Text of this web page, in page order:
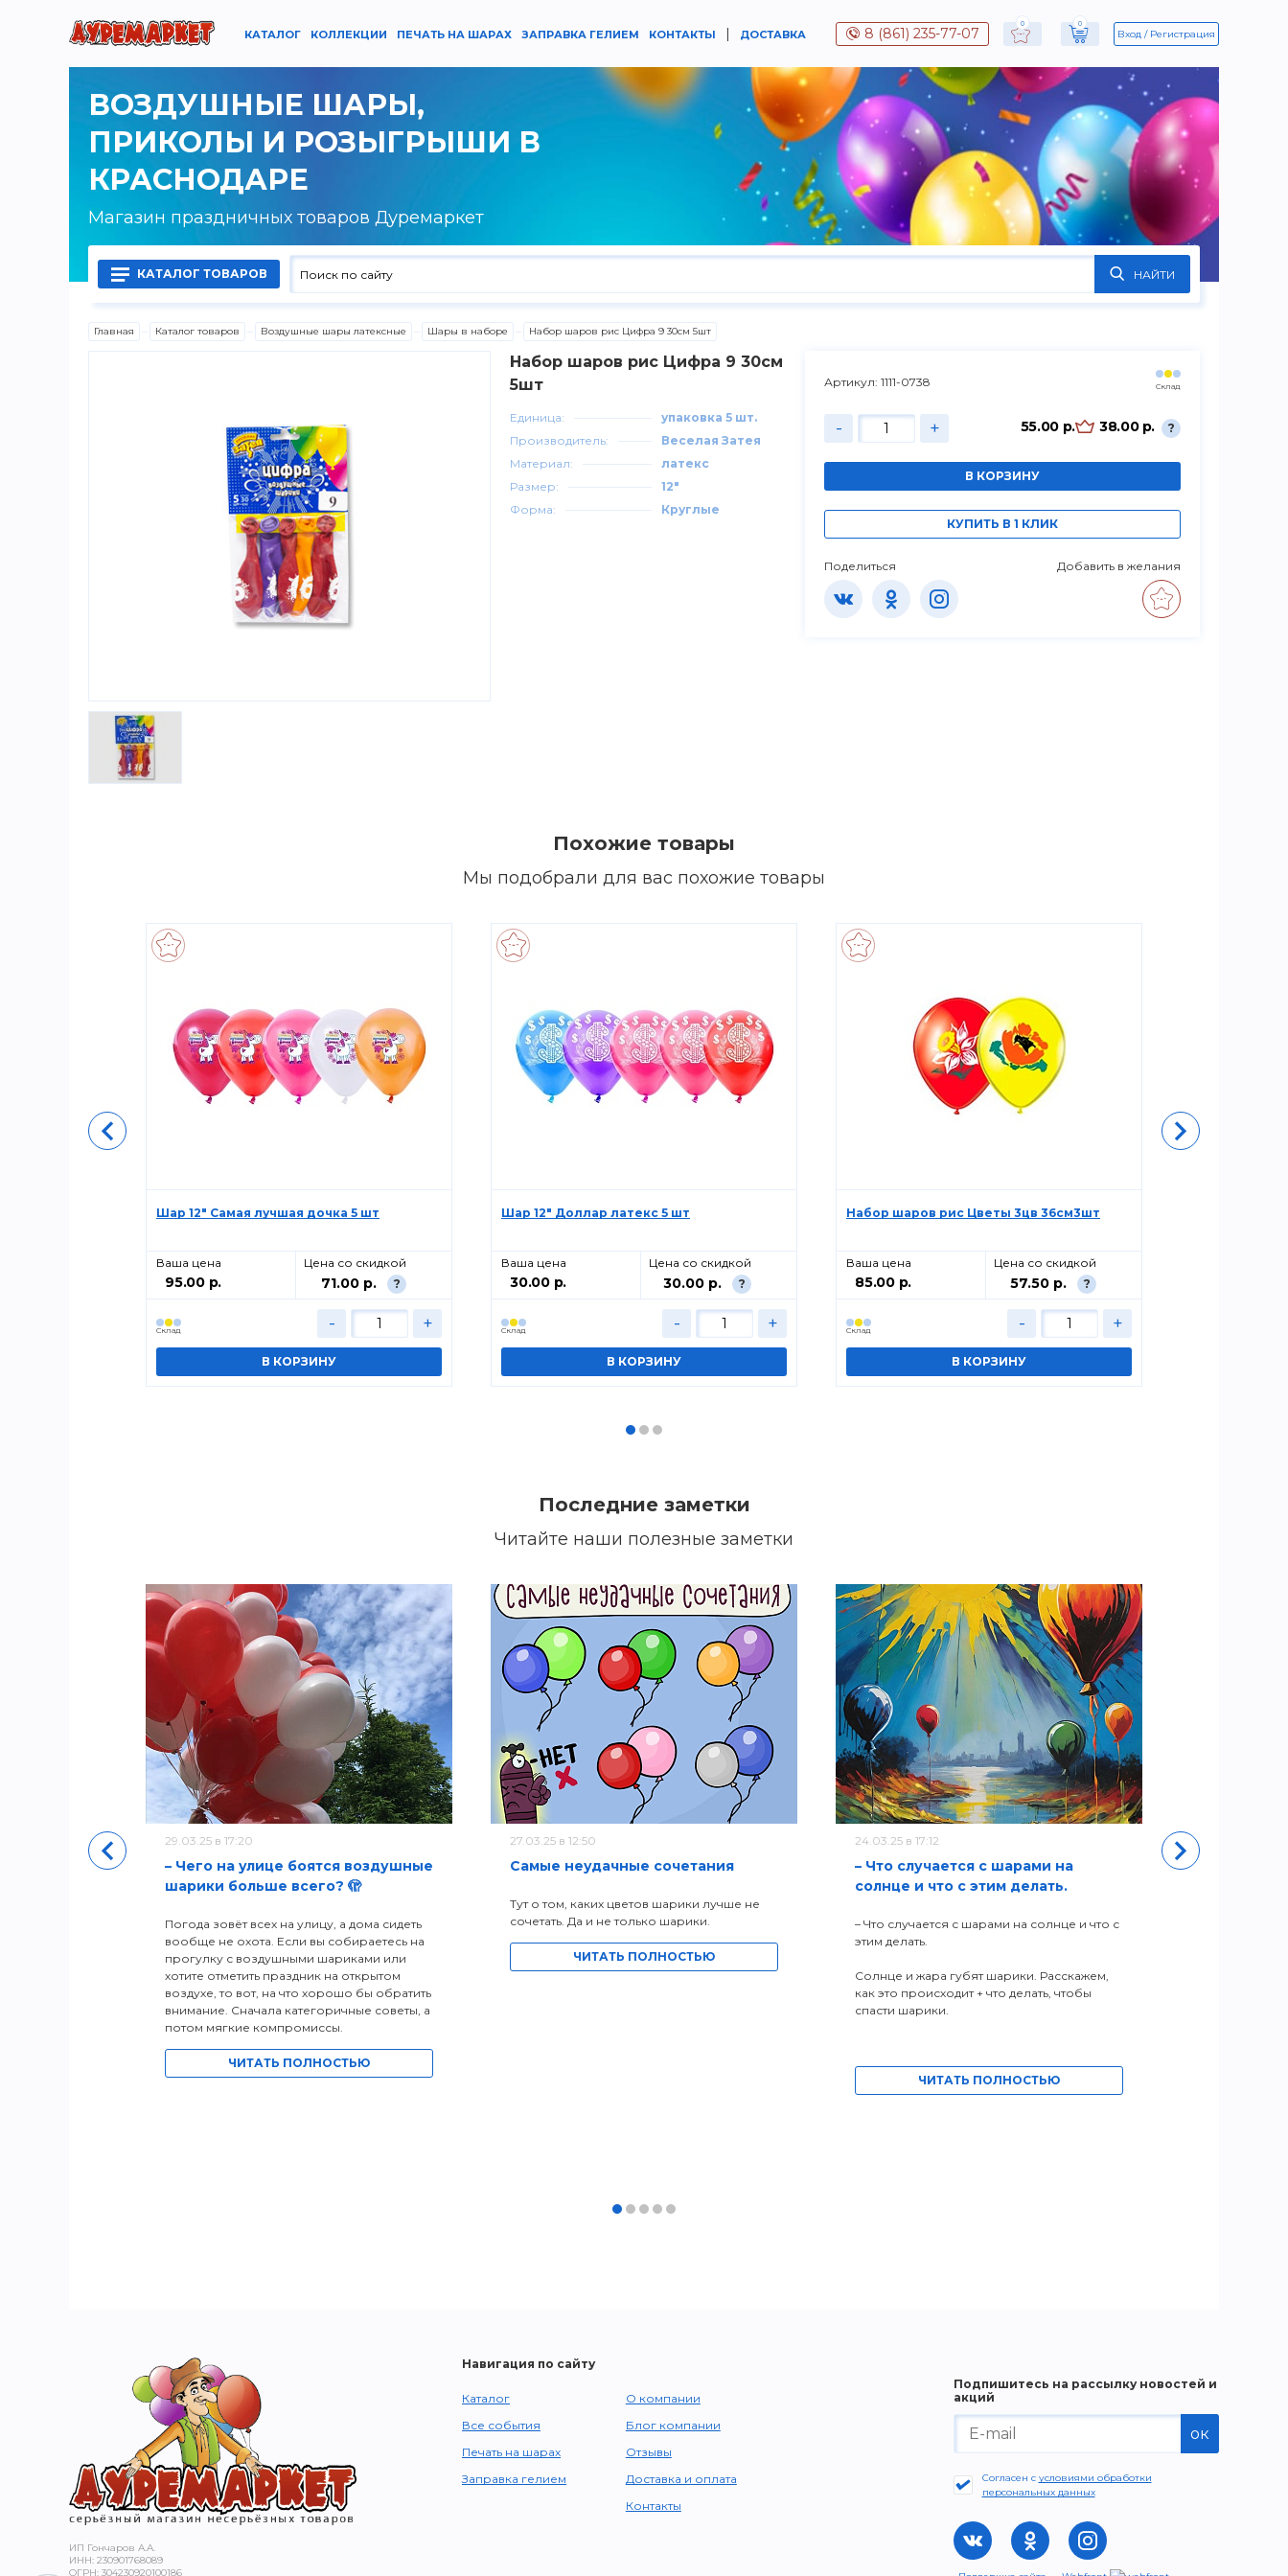
КАТАЛОГ КОЛЛЕКЦИИ ПЕЧАТЬ НА ШАРАХ ЗАПРАВКА ГЕЛИЕМ КОНТАКТЫ | ДОСТАВКА 8 (861) 235-77-07
0 0
Вход Регистрация
ВОЗДУШНЫЕ ШАРЫ,
ПРИКОЛЫ И РОЗЫГРЫШИ В
КРАСНОДАРЕ
Магазин праздничных товаров Дуремаркет
КАТАЛОГ ТОВАРОВ
Воздушные шары латексные
Гелий, оборудование и аксессуары
Карнавально-праздничная продукция
Наградная атрибутика
Подарочная упаковка, конверты для
Приколы и розыгрыши
Шары с гелием
НАЙТИ
Главная Каталог товаров Воздушные шары латексные Шары в наборе Набор шаров рис Цифра 9 30см 5шт
Артикул: 1111-0738 Склад
- + 55.00 р. 38.00 р. ?
В КОРЗИНУ
КУПИТЬ В 1 КЛИК
Поделиться Добавить в желания
Набор шаров рис Цифра 9 30см
5шт
Единица:
упаковка 5 шт.
Производитель:
Веселая Затея
Материал:
латекс
Размер:
12"
Форма:
Круглые
Похожие товары
Мы подобрали для вас похожие товары
Шар 12" Самая лучшая дочка 5 шт
Ваша цена
95.00 р.
Цена со скидкой
71.00 р. ?
Cклад - +
Шар 12" Доллар латекс 5 шт
Ваша цена
30.00 р.
Цена со скидкой
30.00 р. ?
Cклад - +
Набор шаров рис Цветы 3цв 36см3шт
Ваша цена
85.00 р.
Цена со скидкой
57.50 р. ?
Cклад - +
Последние заметки
Читайте наши полезные заметки
29.03.25 в 17:20
– Чего на улице боятся воздушные
шарики больше всего? 🫣
Погода зовёт всех на улицу, а дома сидеть
вообще не охота. Если вы собираетесь на
прогулку с воздушными шариками или
хотите отметить праздник на открытом
воздухе, то вот, на что хорошо бы обратить
внимание. Сначала категоричные советы, а
потом мягкие компромиссы.
ЧИТАТЬ ПОЛНОСТЬЮ
27.03.25 в 12:50
Самые неудачные сочетания
Тут о том, каких цветов шарики лучше не
сочетать. Да и не только шарики.
ЧИТАТЬ ПОЛНОСТЬЮ
24.03.25 в 17:12
– Что случается с шарами на
солнце и что с этим делать.
– Что случается с шарами на солнце и что с
этим делать.
Солнце и жара губят шарики. Расскажем,
как это происходит + что делать, чтобы
спасти шарики.
ЧИТАТЬ ПОЛНОСТЬЮ
ИП Гончаров А.А.
ИНН: 230901768089
ОГРН: 304230920100186
Навигация по сайту
Каталог
Все события
Печать на шарах
Заправка гелием
О компании
Блог компании
Отзывы
Доставка и оплата
Контакты
Подпишитесь на рассылку новостей и
акций
ок
Согласен с условиями обработки
персональных данных